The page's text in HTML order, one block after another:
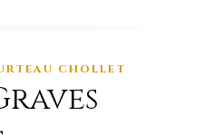
CHOLLET